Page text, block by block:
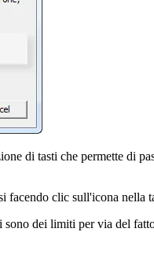
di tasti che permette di
facendo clic sull'icona
dei limiti per via del